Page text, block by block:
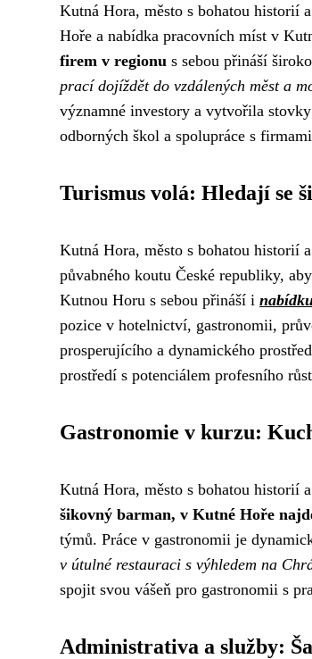
Kutná Hora, město s bohatou historií
Hoře a nabídka pracovních míst v
firem v regionu s sebou přináší
prací dojíždět do vzdálených měst a
významné investory a vytvořila
odborných škol a spolupráce s
Turismus volá: Hledají se
Kutná Hora, město s bohatou historií
půvabného koutu České republiky,
Kutnou Horu s sebou přináší i
pozice v hotelnictví, gastronomii,
prosperujícího a dynamického
prostředí s potenciálem profesního
Gastronomie v kurzu:
Kutná Hora, město s bohatou historií
šikovný barman, v Kutné Hoře
týmů. Práce v gastronomii je
v útulné restauraci s výhledem na
spojit svou vášeň pro gastronomii s
Administrativa a služby: